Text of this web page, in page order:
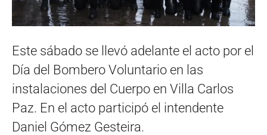
Este sábado se llevó adelante el acto por el
Día del Bombero Voluntario en las
instalaciones del Cuerpo en Villa Carlos
Paz. En el acto participó el intendente
Daniel Gómez Gesteira.